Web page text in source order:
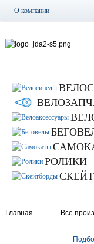
О компании
РОЛИКИ
Главная Все